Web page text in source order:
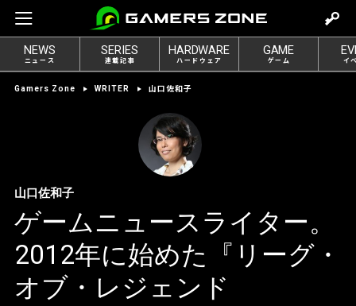
e
NEWS
ニュース
SERIES
連載記事
HARDWARE
ハードウェア
GAME
ゲーム イ
Gamers Zone WRITER 山口佐和子
山口佐和子
ゲームニュースライター。
2012年に始めた『リーグ・
オブ・レジェンド